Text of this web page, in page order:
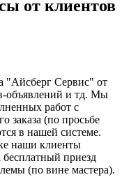
от клиентов
"Айсберг Сервис" от
объявлений и тд. Мы
работ с
заказа (по просьбе
в нашей системе.
наши клиенты
бесплатный приезд
(по вине мастера).